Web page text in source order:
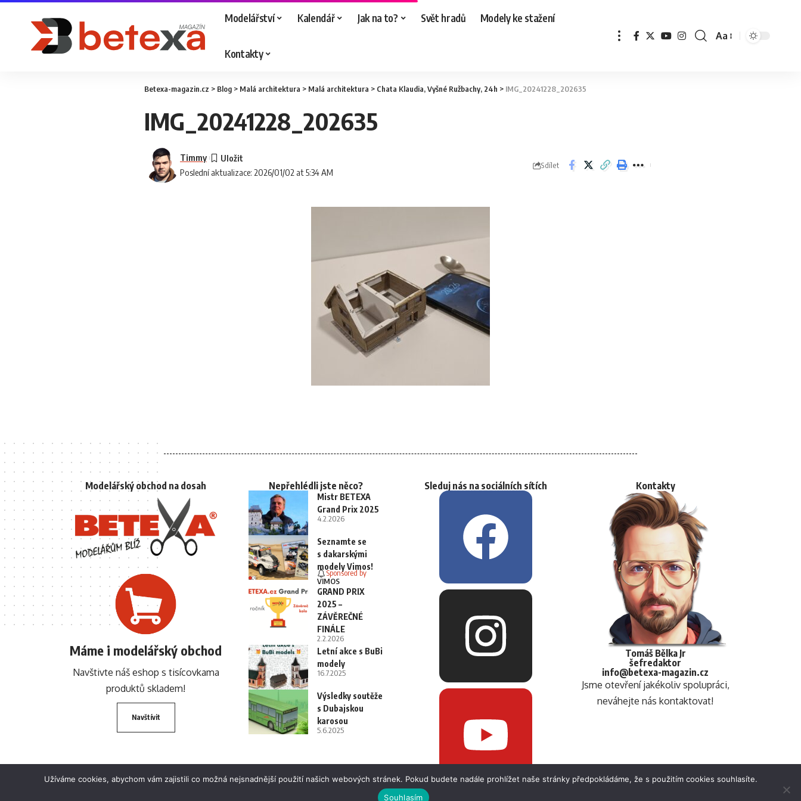
Modelářství Kalendář Jak na to? Svět hradů Modely ke stažení
Kontakty
Aa
Betexa-magazin.cz > Blog > Malá architektura > Malá architektura > Chata Klaudia, Vyšné Ružbachy, 24h > IMG_20241228_202635
IMG_20241228_202635
Poslední aktualizace: 2026/01/02 at 5:34 AM
Timmy
Sdílet
Modelářský obchod na dosah
Máme i modelářský obchod
Navštivte náš eshop s tisícovkama
produktů skladem!
Navštívit
Nepřehlédli jste něco?
Mistr BETEXA
Grand Prix 2025
4.2.2026
Seznamte se
s dakarskými
modely Vimos!
Sponsored by
VIMOS
GRAND PRIX
2025 –
ZÁVĚREČNÉ
FINÁLE
2.2.2026
Letní akce s BuBi
modely
16.7.2025
Výsledky soutěže
s Dubajskou
karosou
5.6.2025
Sleduj nás na sociálních sítích Kontakty
Tomáš Bělka Jr
šefredaktor
info@betexa-magazin.cz
Jsme otevření jakékoliv spolupráci,
neváhejte nás kontaktovat!
Užíváme cookies, abychom vám zajistili co možná nejsnadnější použití našich webových stránek. Pokud budete nadále prohlížet naše stránky předpokládáme, že s použitím cookies souhlasíte.
Souhlasím